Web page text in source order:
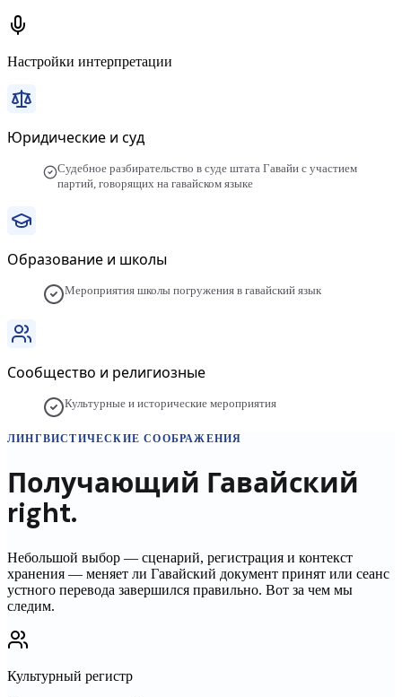
Настройки интерпретации
Юридические и суд
Судебное разбирательство в суде штата Гавайи с участием
партий, говорящих на гавайском языке
Образование и школы
Мероприятия школы погружения в гавайский язык
Сообщество и религиозные
Культурные и исторические мероприятия
ЛИНГВИСТИЧЕСКИЕ СООБРАЖЕНИЯ
Получающий Гавайский
right.
Небольшой выбор — сценарий, регистрация и контекст
хранения — меняет ли Гавайский документ принят или сеанс
устного перевода завершился правильно. Вот за чем мы
следим.
Культурный регистр